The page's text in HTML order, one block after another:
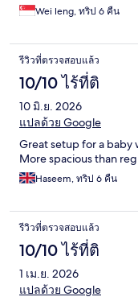
Wei leng, ทริป 6 คืน
รีวิวที่ตรวจสอบแล้ว
10/10 ไร้ที่ติ
10 มิ.ย. 2026
แปลด้วย Google
Great setup for a baby
More spacious than
Haseem, ทริป 6 คืน
รีวิวที่ตรวจสอบแล้ว
10/10 ไร้ที่ติ
1 เม.ย. 2026
แปลด้วย Google